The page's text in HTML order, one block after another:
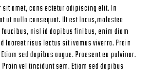
sit amet, cons ectetur adipiscing elit. In
ut nulla consequat. Ut est lacus,molestee
nisl id dapibus finibus, enim diam
laoreet risus lectus sit ivamus viverra. Proin
sed dapibus augue. Praesent eu pulvinar.
vel tincidunt sem. Etiam sed dapibus